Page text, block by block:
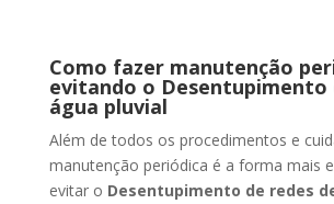
Como fazer manutenção
evitando o Desentupimento
água pluvial
Além de todos os procedimentos e
manutenção periódica é a forma mais
evitar o Desentupimento de redes